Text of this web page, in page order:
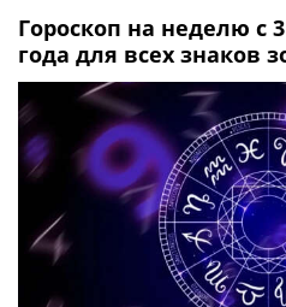
Гороскоп на неделю с
года для всех знаков